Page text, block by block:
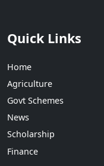
Quick Links
Home
Agriculture
Govt Schemes
News
Scholarship
Finance